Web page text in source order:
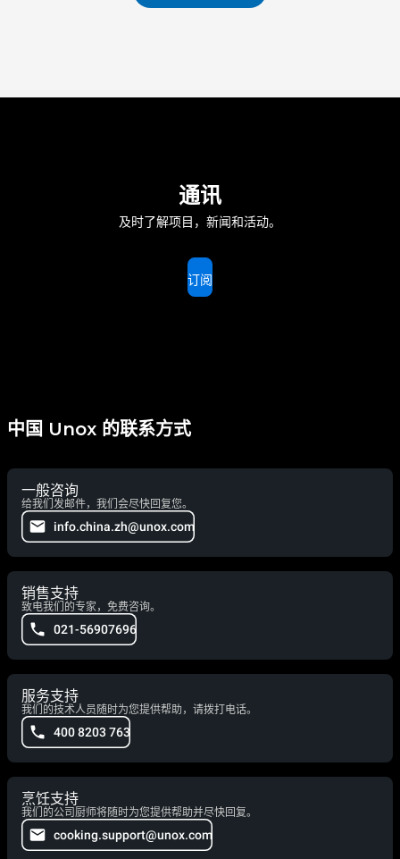
通讯
及时了解项目，新闻和活动。
订阅
中国 Unox 的联系方式
一般咨询
给我们发邮件，我们会尽快回复您。
info.china.zh@unox.com
销售支持
致电我们的专家，免费咨询。
021-56907696
服务支持
我们的技术人员随时为您提供帮助，请拨打电话。
400 8203 763
烹饪支持
我们的公司厨师将随时为您提供帮助并尽快回复。
cooking.support@unox.com